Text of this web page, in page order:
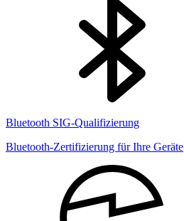
Bluetooth SIG-Qualifizierung
Bluetooth-Zertifizierung für Ihre Geräte